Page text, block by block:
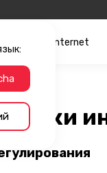
Internet